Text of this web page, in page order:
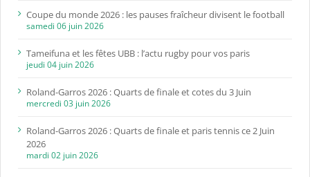
Coupe du monde 2026 : les pauses fraîcheur divisent le football
samedi 06 juin 2026
Tameifuna et les fêtes UBB : l’actu rugby pour vos paris
jeudi 04 juin 2026
Roland-Garros 2026 : Quarts de finale et cotes du 3 Juin
mercredi 03 juin 2026
Roland-Garros 2026 : Quarts de finale et paris tennis ce 2 Juin
2026
mardi 02 juin 2026